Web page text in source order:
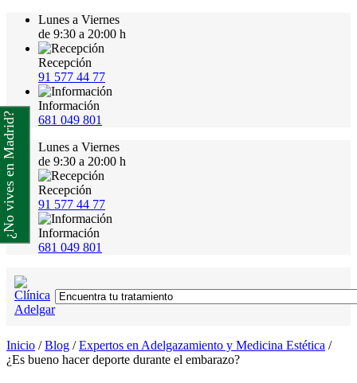
Lunes a Viernes
de 9:30 a 20:00 h
Recepción
91 577 44 77
Información
681 049 801
Lunes a Viernes
de 9:30 a 20:00 h
Recepción
91 577 44 77
Información
681 049 801
Inicio /Blog /Expertos en Adelgazamiento y Medicina Estética /
¿Es bueno hacer deporte durante el embarazo?
¿No vives en Madrid?